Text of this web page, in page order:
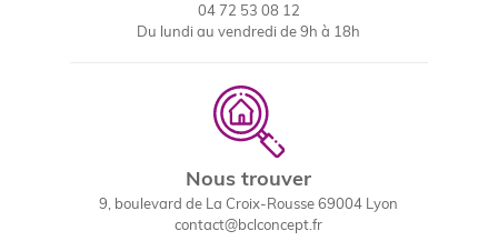
04 72 53 08 12
Du lundi au vendredi de 9h à 18h
Nous trouver
9, boulevard de La Croix-Rousse 69004 Lyon
contact@bclconcept.fr